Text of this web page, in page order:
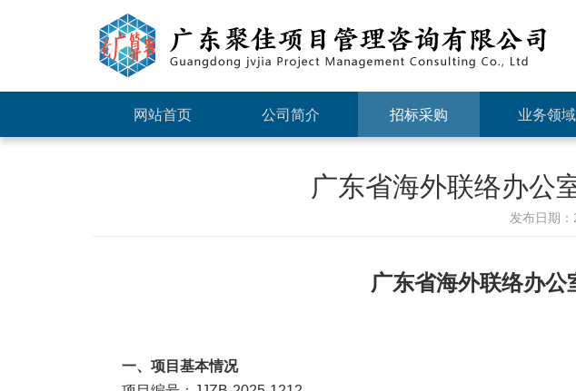
网站首页 公司简介 招标采购 业务领域
广东省海外联络办公
发布日期
广东省海外联络办
一、项目基本情况